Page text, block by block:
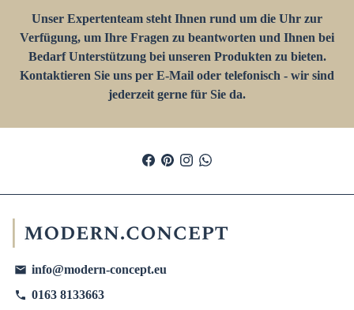
Unser Expertenteam steht Ihnen rund um die Uhr zur
Verfügung, um Ihre Fragen zu beantworten und Ihnen bei
Bedarf Unterstützung bei unseren Produkten zu bieten.
Kontaktieren Sie uns per E-Mail oder telefonisch - wir sind
jederzeit gerne für Sie da.
email info@modern-concept.eu
phone 0163 8133663